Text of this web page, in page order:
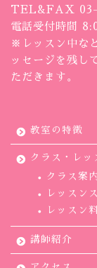
TEL&FAX 03-
電話受付時間
※レッスン中な
ッセージを残し
ただきます。
教室の特徴
クラス・レッ
クラス案
レッスン
レッスン
講師紹介